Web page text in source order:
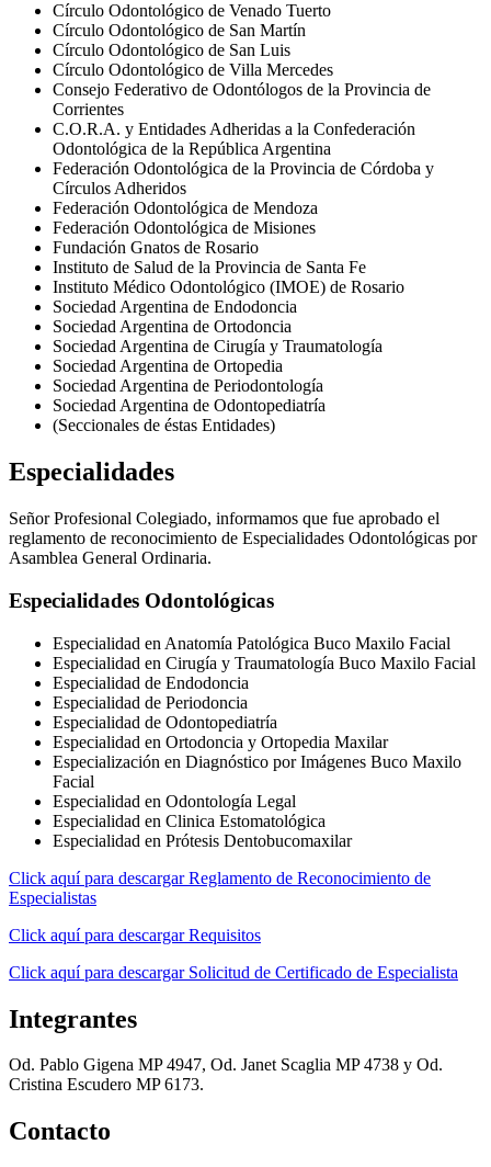
Círculo Odontológico de Venado Tuerto
Círculo Odontológico de San Martín
Círculo Odontológico de San Luis
Círculo Odontológico de Villa Mercedes
Consejo Federativo de Odontólogos de la Provincia de
Corrientes
C.O.R.A. y Entidades Adheridas a la Confederación
Odontológica de la República Argentina
Federación Odontológica de la Provincia de Córdoba y
Círculos Adheridos
Federación Odontológica de Mendoza
Federación Odontológica de Misiones
Fundación Gnatos de Rosario
Instituto de Salud de la Provincia de Santa Fe
Instituto Médico Odontológico (IMOE) de Rosario
Sociedad Argentina de Endodoncia
Sociedad Argentina de Ortodoncia
Sociedad Argentina de Cirugía y Traumatología
Sociedad Argentina de Ortopedia
Sociedad Argentina de Periodontología
Sociedad Argentina de Odontopediatría
(Seccionales de éstas Entidades)
Especialidades
Señor Profesional Colegiado, informamos que fue aprobado el
reglamento de reconocimiento de Especialidades Odontológicas por
Asamblea General Ordinaria.
Especialidades Odontológicas
Especialidad en Anatomía Patológica Buco Maxilo Facial
Especialidad en Cirugía y Traumatología Buco Maxilo Facial
Especialidad de Endodoncia
Especialidad de Periodoncia
Especialidad de Odontopediatría
Especialidad en Ortodoncia y Ortopedia Maxilar
Especialización en Diagnóstico por Imágenes Buco Maxilo
Facial
Especialidad en Odontología Legal
Especialidad en Clinica Estomatológica
Especialidad en Prótesis Dentobucomaxilar
Click aquí para descargar Reglamento de Reconocimiento de
Especialistas
Click aquí para descargar Requisitos
Click aquí para descargar Solicitud de Certificado de Especialista
Integrantes
Od. Pablo Gigena MP 4947, Od. Janet Scaglia MP 4738 y Od.
Cristina Escudero MP 6173.
Contacto